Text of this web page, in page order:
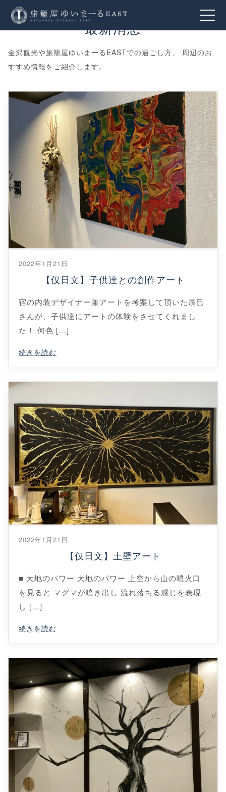
最新消息
金沢観光や旅籠屋ゆいまーるEASTでの過ごし方、 周辺のお
すすめ情報をご紹介します。
2022年1月21日
【仅日文】子供達との創作アート
宿の内装デザイナー兼アートを考案して頂いた辰巳
さんが、子供達にアートの体験をさせてくれまし
た！ 何色 […]
続きを読む
2022年1月21日
【仅日文】土壁アート
■ 大地のパワー 大地のパワー 上空から山の噴火口
を見ると マグマが噴き出し 流れ落ちる感じを表現
し […]
続きを読む